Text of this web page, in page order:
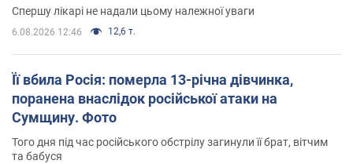
Спершу лікарі не надали цьому належної уваги
6.08.2026 12:46 12,6 т.
Її вбила Росія: померла 13-річна дівчинка,
поранена внаслідок російської атаки на
Сумщину. Фото
Того дня під час російського обстрілу загинули її брат, вітчим
та бабуся